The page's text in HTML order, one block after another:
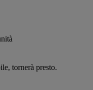
tornerà presto.